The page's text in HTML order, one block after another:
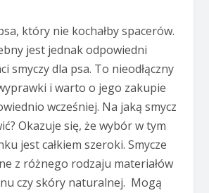
który nie kochałby spacerów.
jest jednak odpowiedni
smyczy dla psa. To nieodłączny
i warto o jego zakupie
wcześniej. Na jaką smycz
Okazuje się, że wybór w tym
jest całkiem szeroki. Smycze
z różnego rodzaju materiałów
czy skóry naturalnej. Mogą